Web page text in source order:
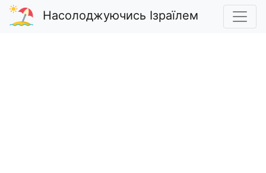
Насолоджуючись Ізраїлем